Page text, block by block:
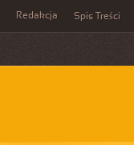
Redakcja Spis Treści